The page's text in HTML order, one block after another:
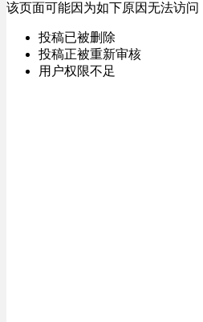
该页面可能因为如下原因无法访问
投稿已被删除
投稿正被重新审核
用户权限不足